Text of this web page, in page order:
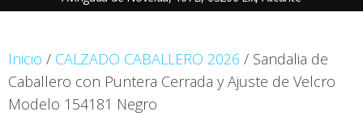
Inicio / CALZADO CABALLERO 2026 / Sandalia de
Caballero con Puntera Cerrada y Ajuste de Velcro
Modelo 154181 Negro